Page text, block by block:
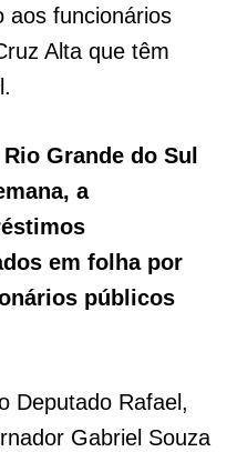
aos funcionários
Alta que têm
Grande do Sul
a
em folha por
públicos
Deputado Rafael,
Gabriel Souza